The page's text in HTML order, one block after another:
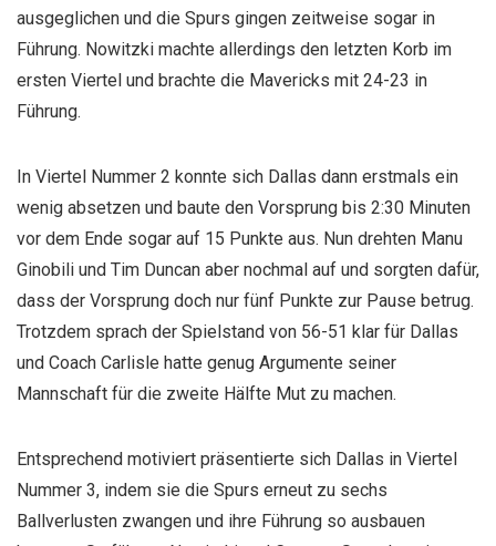
ausgeglichen und die Spurs gingen zeitweise sogar in
Führung. Nowitzki machte allerdings den letzten Korb im
ersten Viertel und brachte die Mavericks mit 24-23 in
Führung.
In Viertel Nummer 2 konnte sich Dallas dann erstmals ein
wenig absetzen und baute den Vorsprung bis 2:30 Minuten
vor dem Ende sogar auf 15 Punkte aus. Nun drehten Manu
Ginobili und Tim Duncan aber nochmal auf und sorgten dafür,
dass der Vorsprung doch nur fünf Punkte zur Pause betrug.
Trotzdem sprach der Spielstand von 56-51 klar für Dallas
und Coach Carlisle hatte genug Argumente seiner
Mannschaft für die zweite Hälfte Mut zu machen.
Entsprechend motiviert präsentierte sich Dallas in Viertel
Nummer 3, indem sie die Spurs erneut zu sechs
Ballverlusten zwangen und ihre Führung so ausbauen